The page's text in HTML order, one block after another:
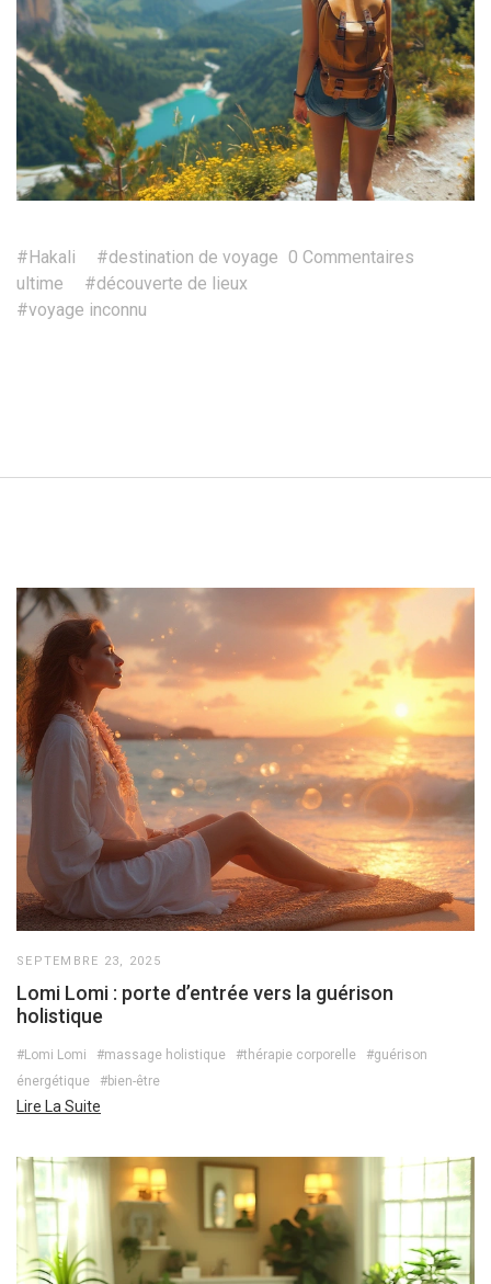
#Hakali
#destination de voyage
ultime
#découverte de lieux
#voyage inconnu
0 Commentaires
SEPTEMBRE 23, 2025
Lomi Lomi : porte d’entrée vers la guérison
holistique
#Lomi Lomi #massage holistique #thérapie corporelle
#guérison
énergétique
#bien-être
Lire La Suite